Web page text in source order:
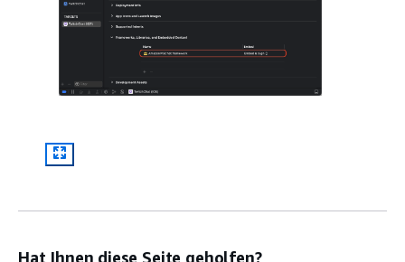
Hat Ihnen diese Seite geholfen?